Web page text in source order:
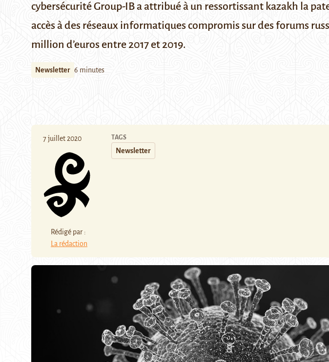
cybersécurité Group-IB a attribué à un ressortissant kazakh la
accès à des réseaux informatiques compromis sur des forums
million d’euros entre 2017 et 2019.
Newsletter 6 minutes
7 juillet 2020
Rédigé par :
La rédaction
TAGS
Newsletter